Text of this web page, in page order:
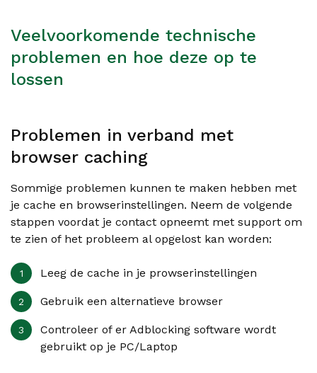
Veelvoorkomende technische
problemen en hoe deze op te
lossen
Problemen in verband met
browser caching
Sommige problemen kunnen te maken hebben met
je cache en browserinstellingen. Neem de volgende
stappen voordat je contact opneemt met support om
te zien of het probleem al opgelost kan worden:
Leeg de cache in je prowserinstellingen
Gebruik een alternatieve browser
Controleer of er Adblocking software wordt
gebruikt op je PC/Laptop